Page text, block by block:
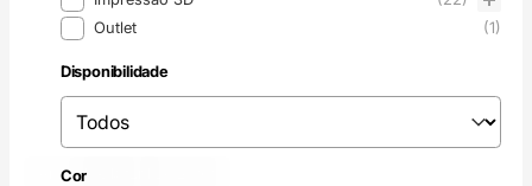
Outlet
(1)
Disponibilidade
Disponibilidade
Disponibilidade
Cor
AmareloRosa